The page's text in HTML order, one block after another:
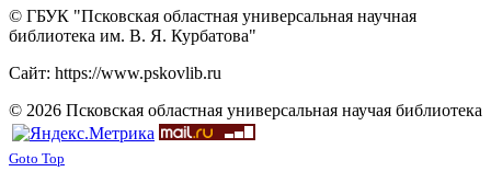
© ГБУК "Псковская областная универсальная научная
библиотека им. В. Я. Курбатова"
Сайт: https://www.pskovlib.ru
© 2026 Псковская областная универсальная научая библиотека
Goto Top